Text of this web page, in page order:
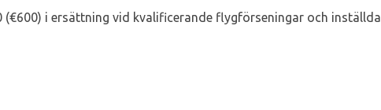
i ersättning vid kvalificerande flygförseningar och inställda